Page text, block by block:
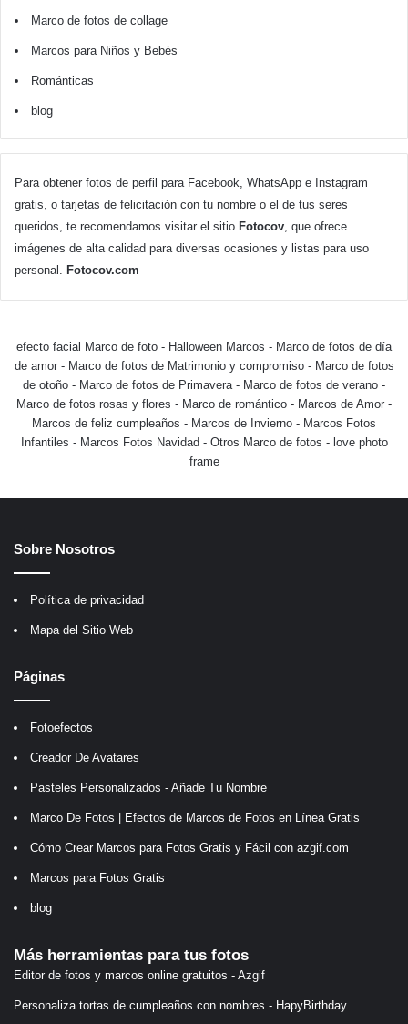
Marco de fotos de collage
Marcos para Niños y Bebés
Románticas
blog
Para obtener fotos de perfil para Facebook, WhatsApp e Instagram
gratis, o tarjetas de felicitación con tu nombre o el de tus seres
queridos, te recomendamos visitar el sitio Fotocov, que ofrece
imágenes de alta calidad para diversas ocasiones y listas para uso
personal. Fotocov.com
efecto facial Marco de foto - Halloween Marcos - Marco de fotos de día
de amor- Marco de fotos de Matrimonio y compromiso- Marco de fotos
de otoño - Marco de fotos de Primavera- Marco de fotos de verano -
Marco de fotos rosas y flores - Marco de romántico - Marcos de Amor -
Marcos de feliz cumpleaños - Marcos de Invierno - Marcos Fotos
Infantiles - Marcos Fotos Navidad - Otros Marco de fotos - love photo
frame
Sobre Nosotros
Política de privacidad
Mapa del Sitio Web
Páginas
Fotoefectos
Creador De Avatares
Pasteles Personalizados - Añade Tu Nombre
Marco De Fotos | Efectos de Marcos de Fotos en Línea Gratis
Cómo Crear Marcos para Fotos Gratis y Fácil con azgif.com
Marcos para Fotos Gratis
blog
Más herramientas para tus fotos
Editor de fotos y marcos online gratuitos - Azgif
Personaliza tortas de cumpleaños con nombres - HapyBirthday